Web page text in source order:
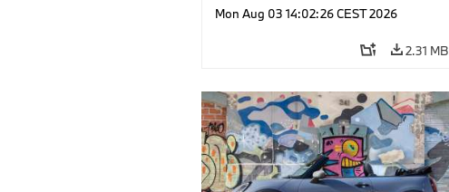
Mon Aug 03 14:02:26 CEST 2026
2.31 MB